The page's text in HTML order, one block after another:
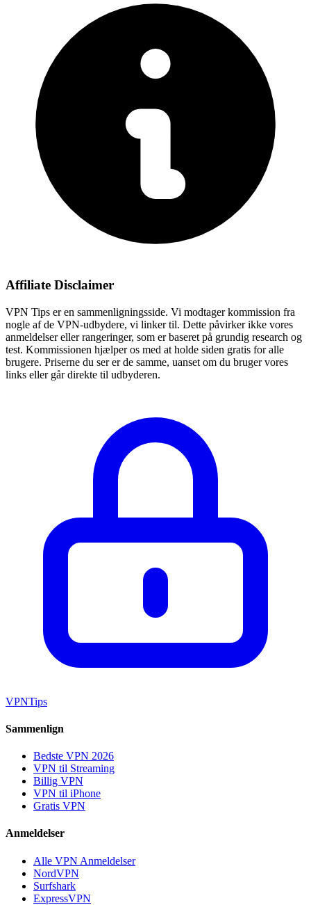
Affiliate Disclaimer
VPN Tips er en sammenligningsside. Vi modtager kommission fra
nogle af de VPN-udbydere, vi linker til. Dette påvirker ikke vores
anmeldelser eller rangeringer, som er baseret på grundig research og
test. Kommissionen hjælper os med at holde siden gratis for alle
brugere. Priserne du ser er de samme, uanset om du bruger vores
links eller går direkte til udbyderen.
VPNTips
Sammenlign
Bedste VPN 2026
VPN til Streaming
Billig VPN
VPN til iPhone
Gratis VPN
Anmeldelser
Alle VPN Anmeldelser
NordVPN
Surfshark
ExpressVPN